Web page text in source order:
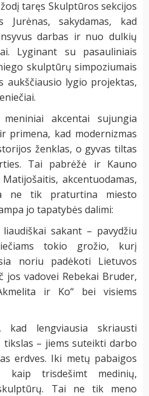
taręs Skulptūros sekcijos
Jurėnas, sakydamas, kad
darbas ir nuo dulkių
Lyginant su pasauliniais
skulptūrų simpoziumais
aukščiausio lygio projektas,
akcentai sujungia
primena, kad modernizmas
ženklas, o gyvas tiltas
Tai pabrėžė ir Kauno
akcentuodamas,
ne tik praturtina miesto
jo tapatybės dalimi:
sakant – pavydžiu
tokio grožio, kurį
noriu padėkoti Lietuvos
jos vadovei Rebekai Bruder,
ir Ko“ bei visiems
lengviausia skriausti
– jiems suteikti darbo
erdves. Iki metų pabaigos
kaip trisdešimt medinių,
Tai ne tik meno